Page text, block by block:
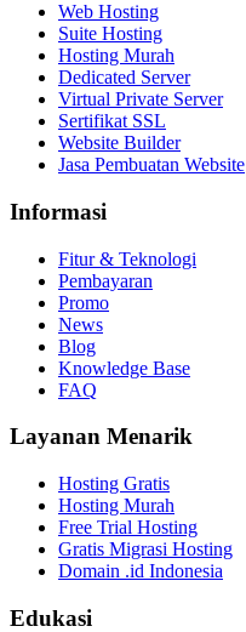
Web Hosting
Suite Hosting
Hosting Murah
Dedicated Server
Virtual Private Server
Sertifikat SSL
Website Builder
Jasa Pembuatan Website
Informasi
Fitur & Teknologi
Pembayaran
Promo
News
Blog
Knowledge Base
FAQ
Layanan Menarik
Hosting Gratis
Hosting Murah
Free Trial Hosting
Gratis Migrasi Hosting
Domain .id Indonesia
Edukasi